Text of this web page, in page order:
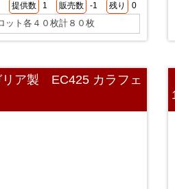
提供数 1 販売数 -1 残り 0
ット各４０枚計８０枚
リア製 EC425 カラフェ